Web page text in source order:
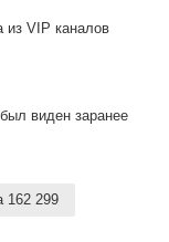
из VIP каналов
виден заранее
162 299